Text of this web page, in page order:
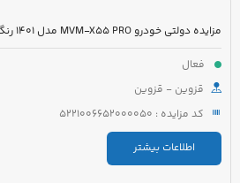
فعال
قزوین - قزوین
کد مزایده : 5221006652000050
اطلاعات بیشتر